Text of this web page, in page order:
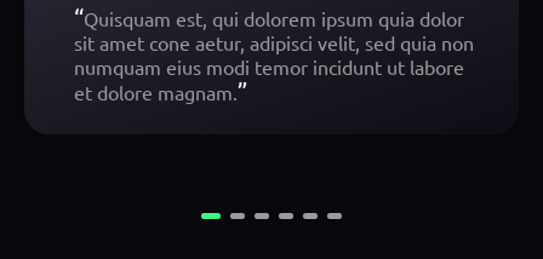
“Quisquam est, qui dolorem ipsum quia dolor
sit amet cone aetur, adipisci velit, sed quia non
numquam eius modi temor incidunt ut labore
et dolore magnam.”